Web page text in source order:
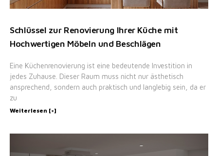
Schlüssel zur Renovierung Ihrer Küche mit
Hochwertigen Möbeln und Beschlägen
Eine Küchenrenovierung ist eine bedeutende Investition in
jedes Zuhause. Dieser Raum muss nicht nur ästhetisch
ansprechend, sondern auch praktisch und langlebig sein, da er
zu
Weiterlesen [+]